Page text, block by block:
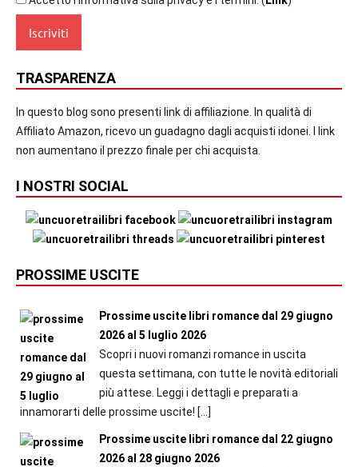
TRASPARENZA
In questo blog sono presenti link di affiliazione. In qualità di
Affiliato Amazon, ricevo un guadagno dagli acquisti idonei. I link
non aumentano il prezzo finale per chi acquista.
I NOSTRI SOCIAL
PROSSIME USCITE
Prossime uscite libri romance dal 29 giugno
2026 al 5 luglio 2026
Scopri i nuovi romanzi romance in uscita
questa settimana, con tutte le novità editoriali
più attese. Leggi i dettagli e preparati a
innamorarti delle prossime uscite! […]
Prossime uscite libri romance dal 22 giugno
2026 al 28 giugno 2026